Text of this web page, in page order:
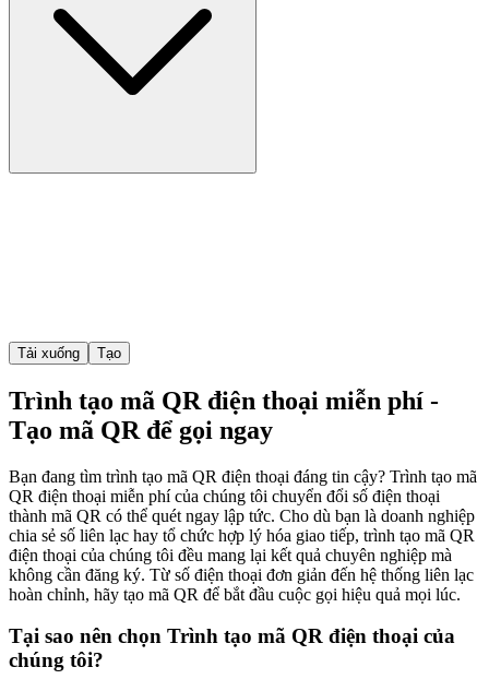
Tải xuống Tạo
Trình tạo mã QR điện thoại miễn phí -
Tạo mã QR để gọi ngay
Bạn đang tìm trình tạo mã QR điện thoại đáng tin cậy? Trình tạo mã
QR điện thoại miễn phí của chúng tôi chuyển đổi số điện thoại
thành mã QR có thể quét ngay lập tức. Cho dù bạn là doanh nghiệp
chia sẻ số liên lạc hay tổ chức hợp lý hóa giao tiếp, trình tạo mã QR
điện thoại của chúng tôi đều mang lại kết quả chuyên nghiệp mà
không cần đăng ký. Từ số điện thoại đơn giản đến hệ thống liên lạc
hoàn chỉnh, hãy tạo mã QR để bắt đầu cuộc gọi hiệu quả mọi lúc.
Tại sao nên chọn Trình tạo mã QR điện thoại của
chúng tôi?